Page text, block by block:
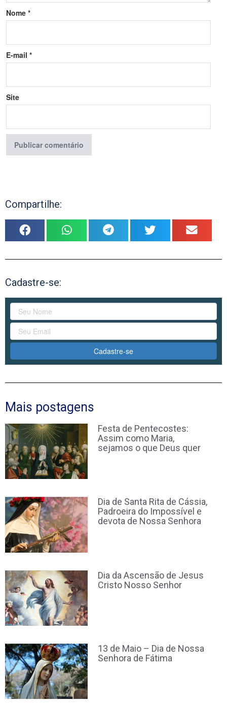
Nome *
E-mail *
Site
Compartilhe:
Cadastre-se:
Cadastre-se
Mais postagens
Festa de Pentecostes:
Assim como Maria,
sejamos o que Deus quer
Dia de Santa Rita de Cássia,
Padroeira do Impossível e
devota de Nossa Senhora
Dia da Ascensão de Jesus
Cristo Nosso Senhor
13 de Maio – Dia de Nossa
Senhora de Fátima